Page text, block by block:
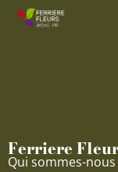
Ferriere
Qui sommes-nous